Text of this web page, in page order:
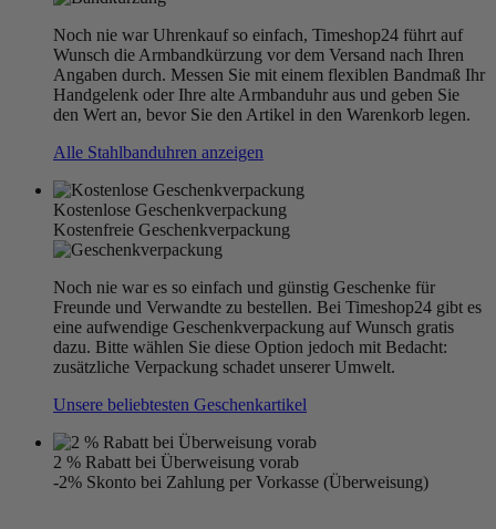
Noch nie war Uhrenkauf so einfach, Timeshop24 führt auf
Wunsch die Armbandkürzung vor dem Versand nach Ihren
Angaben durch. Messen Sie mit einem flexiblen Bandmaß Ihr
Handgelenk oder Ihre alte Armbanduhr aus und geben Sie
den Wert an, bevor Sie den Artikel in den Warenkorb legen.
Alle Stahlbanduhren anzeigen
Kostenlose Geschenkverpackung
Kostenfreie Geschenkverpackung
Noch nie war es so einfach und günstig Geschenke für
Freunde und Verwandte zu bestellen. Bei Timeshop24 gibt es
eine aufwendige Geschenkverpackung auf Wunsch gratis
dazu. Bitte wählen Sie diese Option jedoch mit Bedacht:
zusätzliche Verpackung schadet unserer Umwelt.
Unsere beliebtesten Geschenkartikel
2 % Rabatt bei Überweisung vorab
-2% Skonto bei Zahlung per Vorkasse (Überweisung)